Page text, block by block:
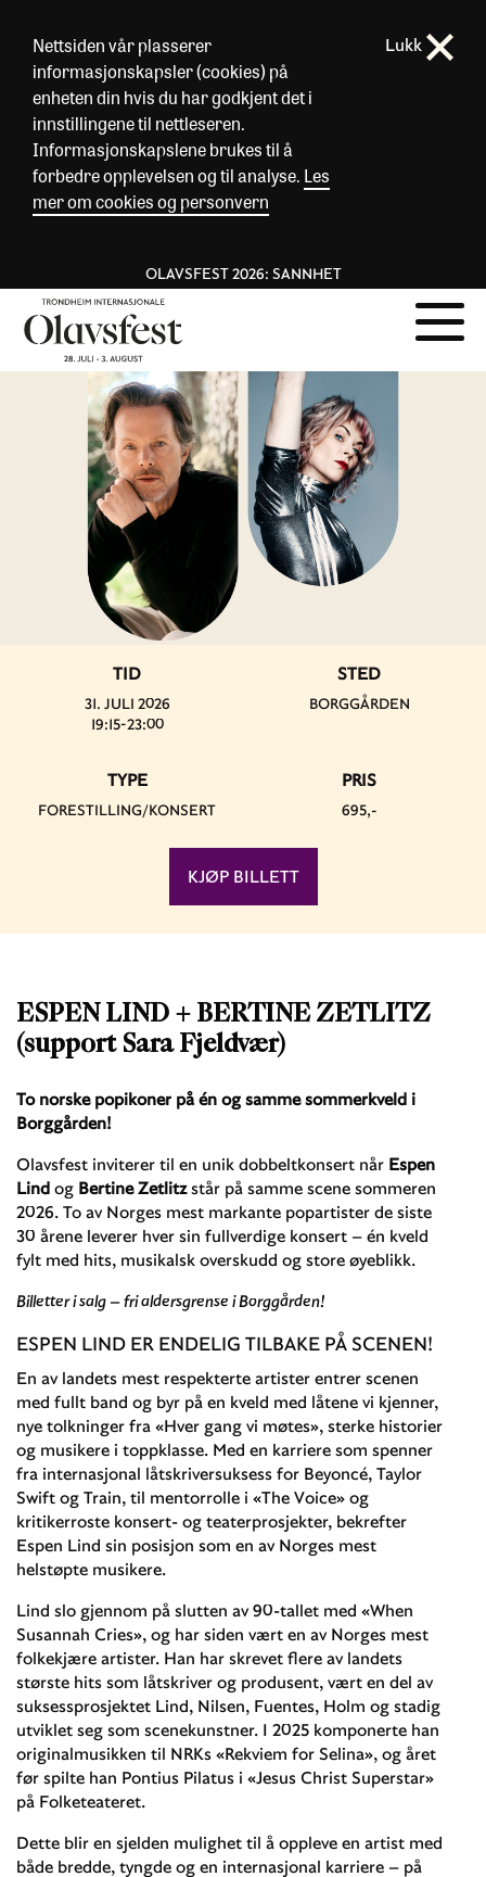
Nettsiden vår plasserer
informasjonskapsler (cookies) på
enheten din hvis du har godkjent det i
innstillingene til nettleseren.
Informasjonskapslene brukes til å
forbedre opplevelsen og til analyse. Les
mer om cookies og personvern
Lukk
OLAVSFEST 2026: SANNHET
ESPEN LIND + BERTINE ZETLITZ
(support Sara Fjeldvær)
To norske popikoner på én og samme sommerkveld i
Borggården!
Olavsfest inviterer til en unik dobbeltkonsert når Espen
Lind og Bertine Zetlitzstår på samme scene sommeren
2026. To av Norges mest markante popartister de siste
30 årene leverer hver sin fullverdige konsert – én kveld
fylt med hits, musikalsk overskudd og store øyeblikk.
Billetter i salg – fri aldersgrense i Borggården!
ESPEN LIND ER ENDELIG TILBAKE PÅ SCENEN!
En av landets mest respekterte artister entrer scenen
med fullt band og byr på en kveld med låtene vi kjenner,
nye tolkninger fra «Hver gang vi møtes», sterke historier
og musikere i toppklasse. Med en karriere som spenner
fra internasjonal låtskriversuksess for Beyoncé, Taylor
Swift og Train, til mentorrolle i «The Voice» og
kritikerroste konsert- og teaterprosjekter, bekrefter
Espen Lind sin posisjon som en av Norges mest
helstøpte musikere.
Lind slo gjennom på slutten av 90-tallet med «When
Susannah Cries», og har siden vært en av Norges mest
folkekjære artister. Han har skrevet flere av landets
største hits som låtskriver og produsent, vært en del av
suksessprosjektet Lind, Nilsen, Fuentes, Holm og stadig
utviklet seg som scenekunstner. I 2025 komponerte han
originalmusikken til NRKs «Rekviem for Selina», og året
før spilte han Pontius Pilatus i «Jesus Christ Superstar»
på Folketeateret.
Dette blir en sjelden mulighet til å oppleve en artist med
både bredde, tyngde og en internasjonal karriere – på
TID
31. JULI 2026
19:15-23:00
STED
BORGGÅRDEN
TYPE
FORESTILLING/KONSERT
PRIS
695,-
KJØP BILLETT